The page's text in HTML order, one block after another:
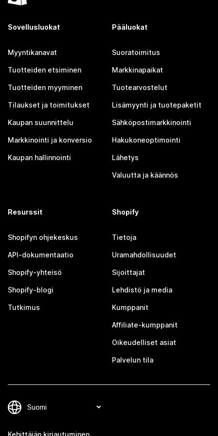
Sovellusluokat
Myyntikanavat
Tuotteiden etsiminen
Tuotteiden myyminen
Tilaukset ja toimitukset
Kaupan suunnittelu
Markkinointi ja konversio
Kaupan hallinnointi
Pääluokat
Suoratoimitus
Markkinapaikat
Tuotearvostelut
Lisämyynti ja tuotepaketit
Sähköpostimarkkinointi
Hakukoneoptimointi
Lähetys
Valuutta ja käännös
Resurssit
Shopifyn ohjekeskus
API-dokumentaatio
Shopify-yhteisö
Shopify-blogi
Tutkimus
Shopify
Tietoja
Uramahdollisuudet
Sijoittajat
Lehdistö ja media
Kumppanit
Affiliate-kumppanit
Oikeudelliset asiat
Palvelun tila